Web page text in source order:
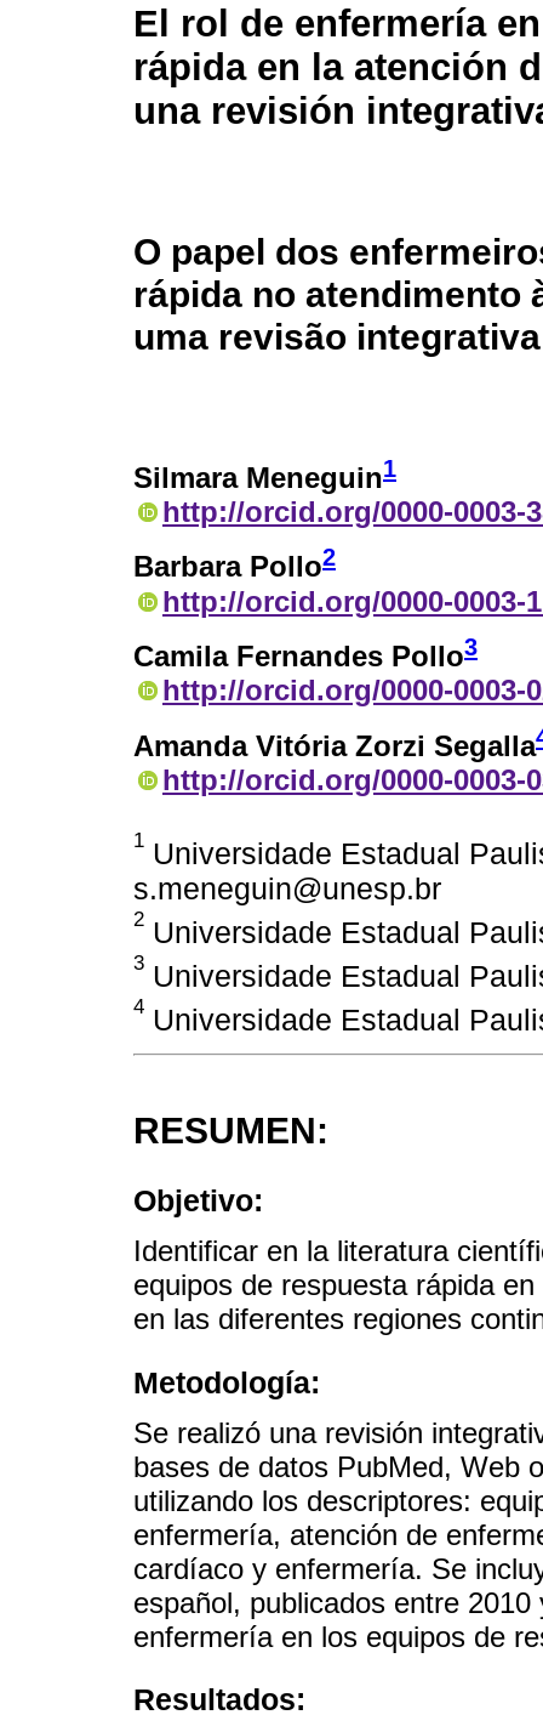
El rol de enfermería
rápida en la atención
una revisión
O papel dos
rápida no atendimento
uma revisão integrativa
Silmara Meneguin1
http://orcid.org/0000-0003-
Barbara Pollo2
http://orcid.org/0000-0003-
Camila Fernandes Pollo3
http://orcid.org/0000-0003-
Amanda Vitória Zorzi Segalla
http://orcid.org/0000-0003-
1 Universidade Estadual
s.meneguin@unesp.br
2 Universidade Estadual
3 Universidade Estadual
4 Universidade Estadual
RESUMEN:
Objetivo:
Identificar en la literatura
equipos de respuesta rápida
en las diferentes regiones
Metodología:
Se realizó una revisión
bases de datos PubMed, Web
utilizando los descriptores:
enfermería, atención de
cardíaco y enfermería. Se
español, publicados entre
enfermería en los equipos de
Resultados: